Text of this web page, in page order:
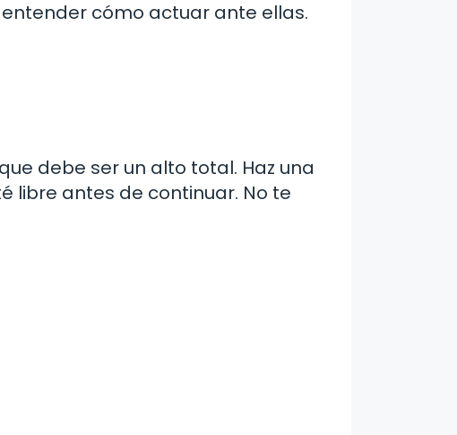
cómo actuar ante ellas.
debe ser un alto total. Haz una
libre antes de continuar. No te